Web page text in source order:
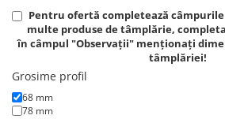
Pentru ofertă completează
multe produse de tâmplărie,
în câmpul "Observații" menționați
tâmplăriei!
Grosime profil
68 mm
78 mm